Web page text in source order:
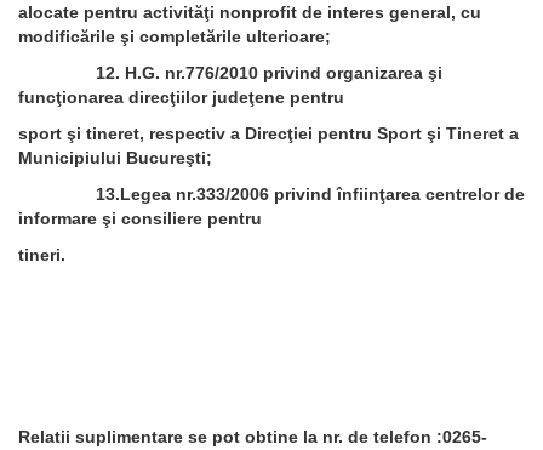
alocate pentru activităţi nonprofit de interes general, cu
modificările şi completările ulterioare;
12. H.G. nr.776/2010 privind organizarea şi
funcţionarea direcţiilor judeţene pentru
sport şi tineret, respectiv a Direcţiei pentru Sport şi Tineret a
Municipiului Bucureşti;
13.Legea nr.333/2006 privind înfiinţarea centrelor de
informare şi consiliere pentru
tineri.
Relatii suplimentare se pot obtine la nr. de telefon :0265-